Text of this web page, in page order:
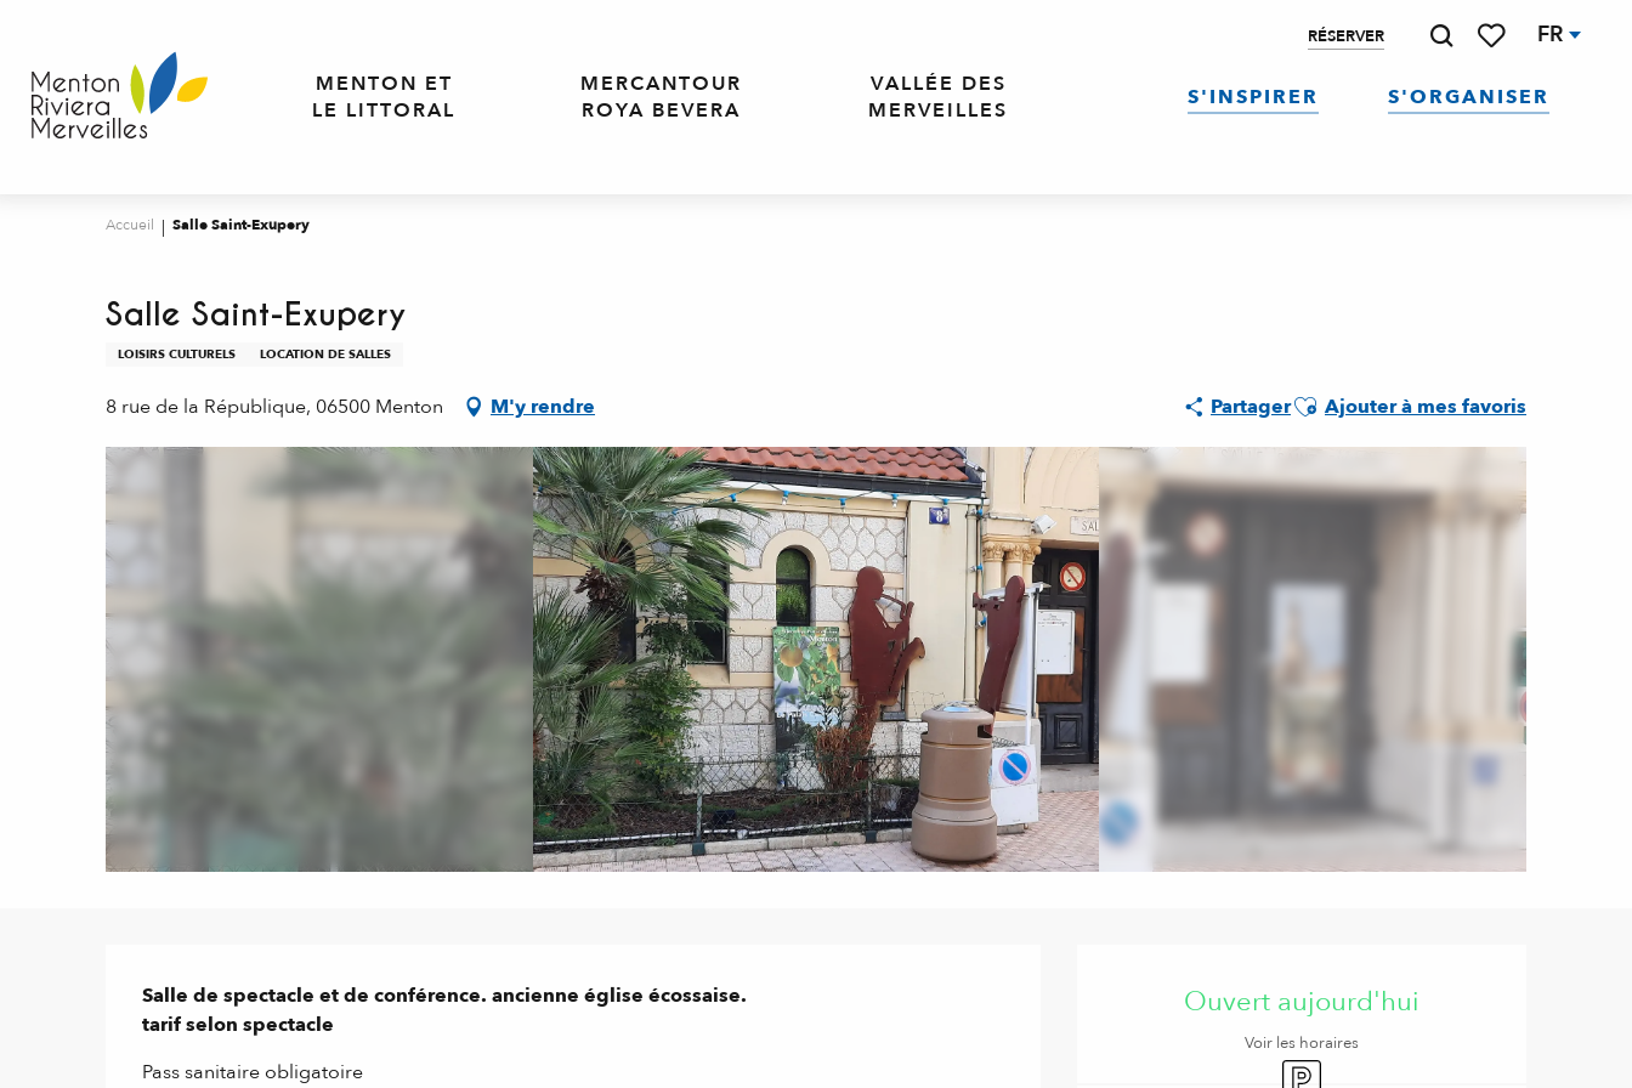
contenu
principal
RÉSERVER FR
MENTON ET
LE LITTORAL
MERCANTOUR
ROYA BEVERA
VALLÉE DES
MERVEILLES
S'INSPIRER S'ORGANISER
Accueil Salle Saint-Exupery
Salle Saint-Exupery
LOISIRS CULTURELS LOCATION DE SALLES
8 rue de la République, 06500 Menton M'y rendre PartagerAjouter aux favoris
Ajouter à mes favoris
Ouvert aujourd'hui
Voir les horaires
Parking
Description
Salle de spectacle et de conférence. ancienne église écossaise.
tarif selon spectacle
Pass sanitaire obligatoire